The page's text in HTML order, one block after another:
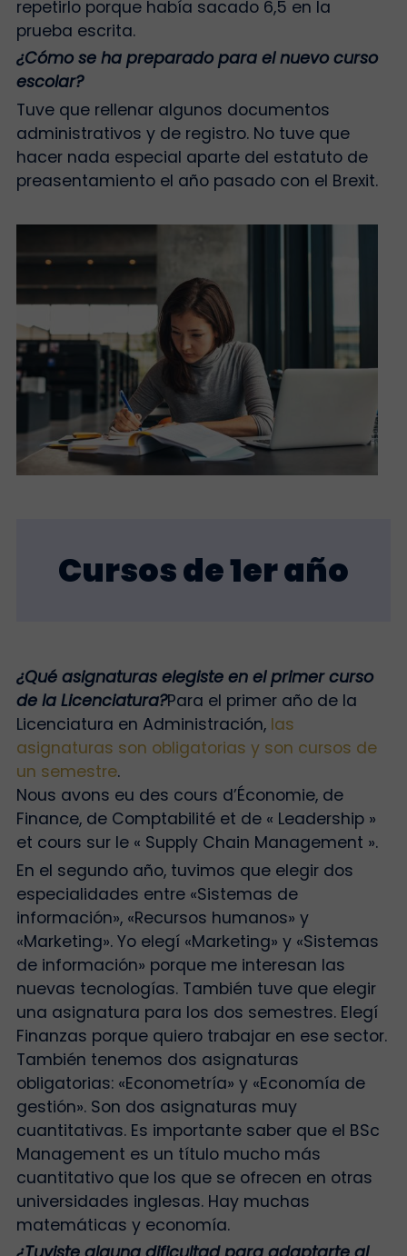
repetirlo porque había sacado 6,5 en la
prueba escrita.
¿Cómo se ha preparado para el nuevo curso
escolar?
Tuve que rellenar algunos documentos
administrativos y de registro. No tuve que
hacer nada especial aparte del estatuto de
preasentamiento el año pasado con el Brexit.
Cursos de 1er año
¿Qué asignaturas elegiste en el primer curso
de la Licenciatura?Para el primer año de la
Licenciatura en Administración,las
asignaturas son obligatorias y son cursos de
un semestre.
Nous avons eu des cours d’Économie, de
Finance, de Comptabilité et de « Leadership »
et cours sur le « Supply Chain Management ».
En el segundo año, tuvimos que elegir dos
especialidades entre «Sistemas de
información», «Recursos humanos» y
«Marketing». Yo elegí «Marketing» y «Sistemas
de información» porque me interesan las
nuevas tecnologías. También tuve que elegir
una asignatura para los dos semestres. Elegí
Finanzas porque quiero trabajar en ese sector.
También tenemos dos asignaturas
obligatorias: «Econometría» y «Economía de
gestión». Son dos asignaturas muy
cuantitativas. Es importante saber que el BSc
Management es un título mucho más
cuantitativo que los que se ofrecen en otras
universidades inglesas. Hay muchas
matemáticas y economía.